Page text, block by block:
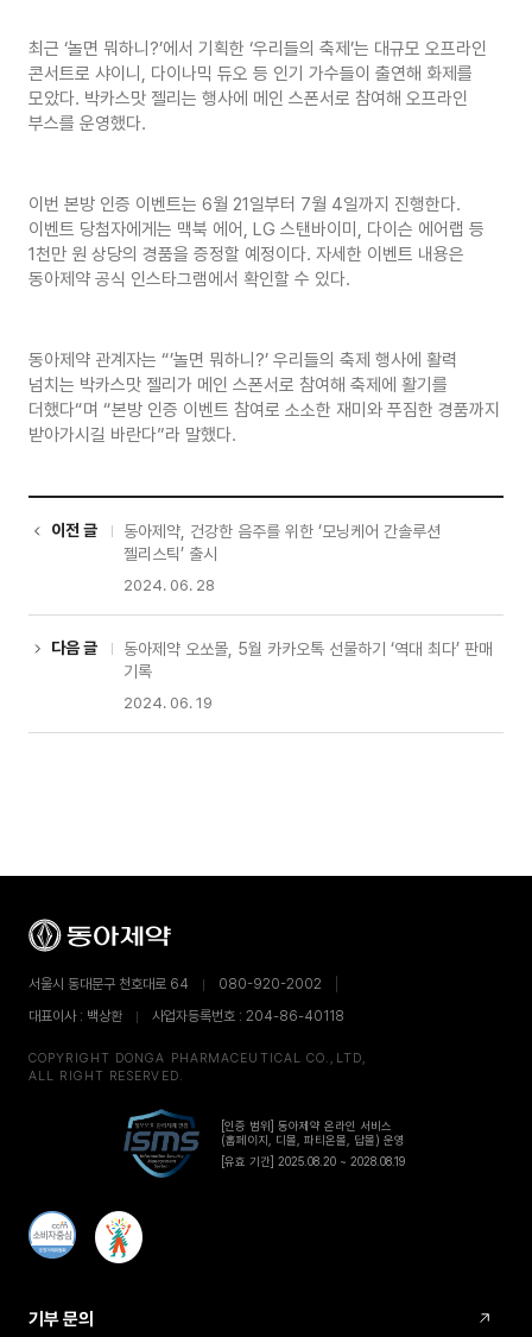
최근 ‘놀면 뭐하니?’에서 기획한 ‘우리들의 축제’는 대규모 오프라인
콘서트로 샤이니, 다이나믹 듀오 등 인기 가수들이 출연해 화제를
모았다. 박카스맛 젤리는 행사에 메인 스폰서로 참여해 오프라인
부스를 운영했다.
이번 본방 인증 이벤트는 6월 21일부터 7월 4일까지 진행한다.
이벤트 당첨자에게는 맥북 에어, LG 스탠바이미, 다이슨 에어랩 등
1천만 원 상당의 경품을 증정할 예정이다. 자세한 이벤트 내용은
동아제약 공식 인스타그램에서 확인할 수 있다.
동아제약 관계자는 “’놀면 뭐하니?’ 우리들의 축제 행사에 활력
넘치는 박카스맛 젤리가 메인 스폰서로 참여해 축제에 활기를
더했다“며 “본방 인증 이벤트 참여로 소소한 재미와 푸짐한 경품까지
받아가시길 바란다”라 말했다.
이전 글
동아제약, 건강한 음주를 위한 ‘모닝케어 간솔루션
젤리스틱’ 출시
2024. 06. 28
다음 글
동아제약 오쏘몰, 5월 카카오톡 선물하기 ‘역대 최다’ 판매
기록
2024. 06. 19
서울시 동대문구 천호대로 64
080-920-2002
대표이사 : 백상환
사업자등록번호 : 204-86-40118
COPYRIGHT DONGA PHARMACEUTICAL CO.,LTD,
ALL RIGHT RESERVED.
[인증 범위] 동아제약 온라인 서비스
(홈페이지, 디몰, 파티온몰, 답몰) 운영
[유효 기간] 2025.08.20 ~ 2028.08.19
기부 문의